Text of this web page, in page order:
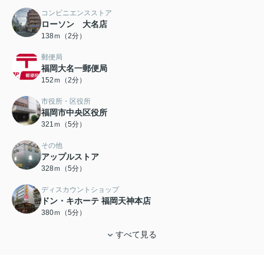
コンビニエンスストア
ローソン 大名店
138ｍ（2分）
郵便局
福岡大名一郵便局
152ｍ（2分）
市役所・区役所
福岡市中央区役所
321ｍ（5分）
その他
アップルストア
328ｍ（5分）
ディスカウントショップ
ドン・キホーテ 福岡天神本店
380ｍ（5分）
すべて見る